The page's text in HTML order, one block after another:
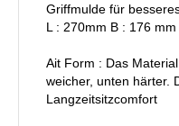
Griffmulde für
L : 270mm B : 176
Ait Form : Das
weicher, unten härter.
Langzeitsitzcomfort